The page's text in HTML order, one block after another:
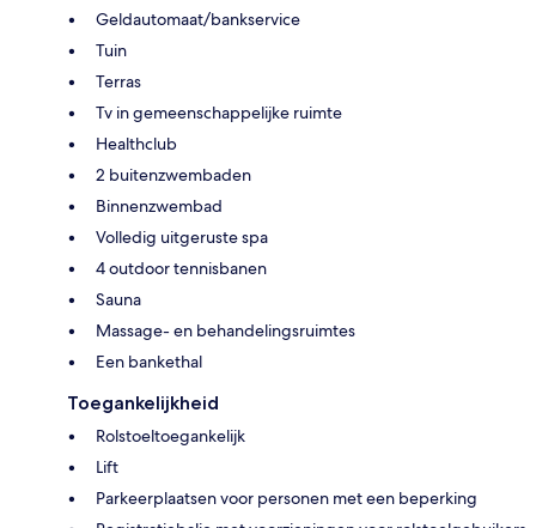
Geldautomaat/bankservice
Tuin
Terras
Tv in gemeenschappelijke ruimte
Healthclub
2 buitenzwembaden
Binnenzwembad
Volledig uitgeruste spa
4 outdoor tennisbanen
Sauna
Massage- en behandelingsruimtes
Een bankethal
Toegankelijkheid
Rolstoeltoegankelijk
Lift
Parkeerplaatsen voor personen met een beperking